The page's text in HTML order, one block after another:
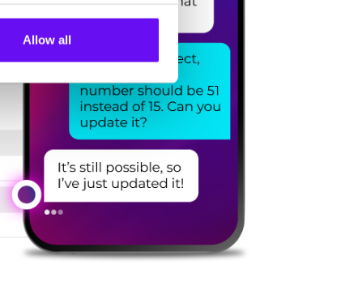
Allow all